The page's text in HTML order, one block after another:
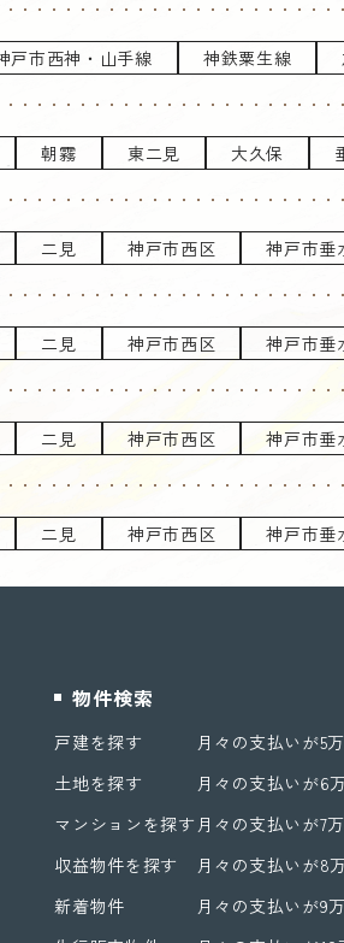
戸市西神・山手線 神鉄粟生線
朝霧 東二見 大久保
二見 神戸市西区 神戸市垂
二見 神戸市西区 神戸市垂
二見 神戸市西区 神戸市垂
二見 神戸市西区 神戸市垂
物件検索
戸建を探す
土地を探す
マンションを探す
収益物件を探す
新着物件
月々の支払いが5
月々の支払いが6
月々の支払いが7
月々の支払いが8
月々の支払いが9